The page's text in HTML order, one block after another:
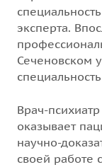
эксперта.
Сеченовском
Врач-
оказывает
научно-
своей работе